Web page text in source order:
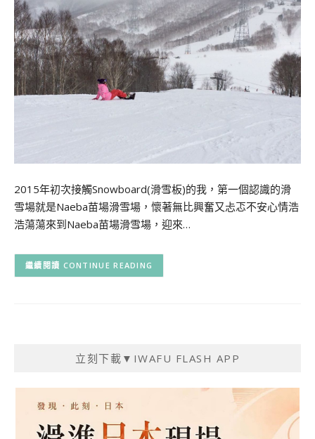
2015年初次接觸Snowboard(滑雪板)的我，第一個認識的滑
雪場就是Naeba苗場滑雪場，懷著無比興奮又忐忑不安心情浩
浩蕩蕩來到Naeba苗場滑雪場，迎來…
CONTINUE READING
立刻下載▼IWAFU FLASH APP